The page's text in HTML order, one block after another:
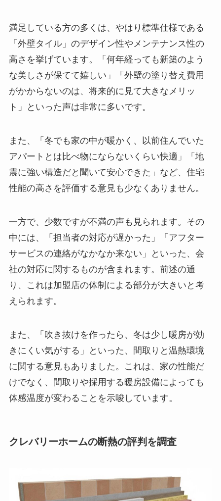
満足している方の多くは、やはり標準仕様である
「外壁タイル」のデザイン性やメンテナンス性の
高さを挙げています。「何年経っても新築のよう
な美しさが保てて嬉しい」「外壁の塗り替え費用
がかからないのは、将来的に見て大きなメリッ
ト」といった声は非常に多いです。
また、「冬でも家の中が暖かく、以前住んでいた
アパートとは比べ物にならないくらい快適」「地
震に強い構造だと聞いて安心できた」など、住宅
性能の高さを評価する意見も少なくありません。
一方で、少数ですが不満の声も見られます。その
中には、「担当者の対応が遅かった」「アフター
サービスの連絡がなかなか来ない」といった、会
社の対応に関するものが含まれます。前述の通
り、これは加盟店の体制による部分が大きいと考
えられます。
また、「吹き抜けを作ったら、冬は少し暖房が効
きにくい気がする」といった、間取りと温熱環境
に関する意見もありました。これは、家の性能だ
けでなく、間取りや採用する暖房設備によっても
体感温度が変わることを示唆しています。
クレバリーホームの断熱の評判を調査